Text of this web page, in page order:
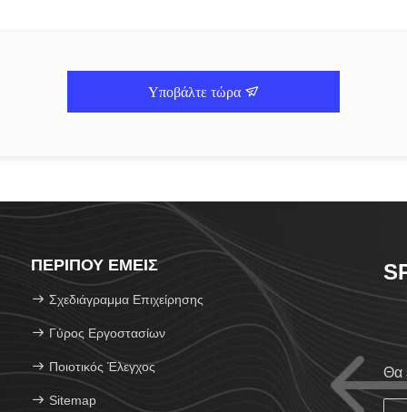
Υποβάλτε τώρα
ΠΕΡΊΠΟΥ ΕΜΕΊΣ
Σχεδιάγραμμα Επιχείρησης
Γύρος Εργοστασίων
Ποιοτικός Έλεγχος
Sitemap
Θα